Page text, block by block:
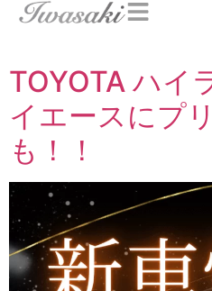
カテゴリー:
TOYOTA ハイ
イエースにプ
も！！